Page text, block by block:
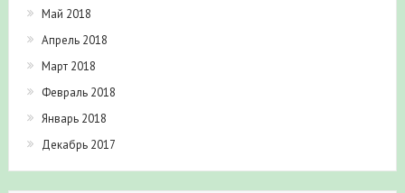
Май 2018
Апрель 2018
Март 2018
Февраль 2018
Январь 2018
Декабрь 2017